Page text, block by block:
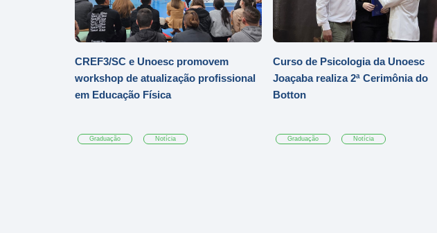
CREF3/SC e Unoesc promovem
workshop de atualização profissional
em Educação Física
Graduação Notícia
Curso de Psicologia da Unoesc
Joaçaba realiza 2ª Cerimônia do
Botton
Graduação Notícia